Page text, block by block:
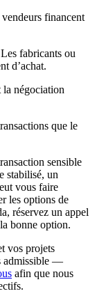
financent
fabricants ou
d’achat.
négociation
que le
sensible
stabilisé, un
vous faire
les options de
réservez un appel
bonne option.
vos projets
admissible —
afin que nous